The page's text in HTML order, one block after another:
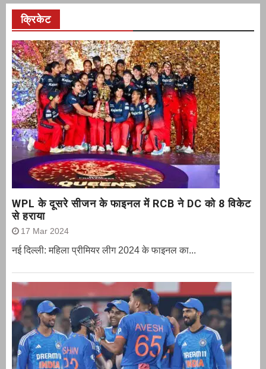
क्रिकेट
WPL के दूसरे सीजन के फाइनल में RCB ने DC को 8 विकेट
से हराया
17 Mar 2024
नई दिल्ली: महिला प्रीमियर लीग 2024 के फाइनल का...